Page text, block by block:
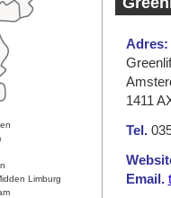
Limburg
Adres:
1411
Tel.
Email.